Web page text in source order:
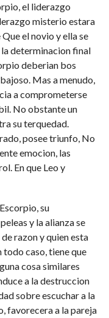
el liderazgo
misterio estara
el novio y ella se
determinacion final
deberian bos
Mas a menudo,
a comprometerse
No obstante un
su terquedad.
posee triunfo, No
emocion, las
En que Leo y
su
y la alianza se
razon y quien esta
todo caso, tiene que
cosa similares
a la destruccion
sobre escuchar a la
favorecera a la pareja